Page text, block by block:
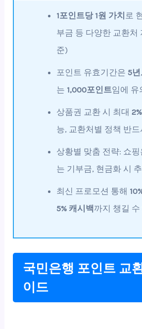
1포인트당 1원 가치 로
부금 등 다양한 교환처
준)
포인트 유효기간은5년
는 1,000포인트임에 유
상품권 교환 시 최대
능, 교환처별 정책 반
상황별 맞춤 전략: 쇼
는 기부금, 현금화 시
최신 프로모션 통해
5% 캐시백까지 챙길 수
국민은행 포인트 교
이드